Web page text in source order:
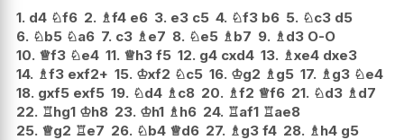
1. d4 ♘f6 2. ♗f4 e6 3. e3 c5 4. ♘f3 b6 5. ♘c3 d5
6. ♘b5 ♘a6 7. c3 ♗e7 8. ♘e5 ♗b7 9. ♗d3 O-O
10. ♕f3 ♘e4 11. ♕h3 f5 12. g4 cxd4 13. ♗xe4 dxe3
14. ♗f3 exf2+ 15. ♔xf2 ♘c5 16. ♔g2 ♗g5 17. ♗g3 ♘e4
18. gxf5 exf5 19. ♘d4 ♗c8 20. ♗f2 ♕f6 21. ♘d3 ♗d7
22. ♖hg1 ♔h8 23. ♔h1 ♗h6 24. ♖af1 ♖ae8
25. ♕g2 ♖e7 26. ♘b4 ♕d6 27. ♗g3 f4 28. ♗h4 g5